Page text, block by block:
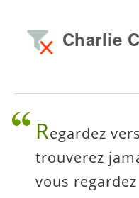
Charlie
Regardez
trouverez
vous